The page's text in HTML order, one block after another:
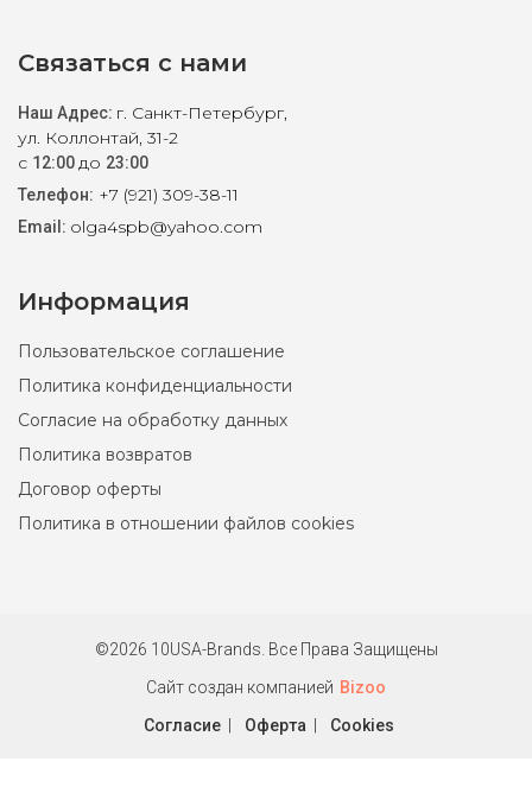
тонкого денима. Однородная проварка blue washed.
Эффектная черная юбка из экокожи от Silvian Heach. Удобные
втачные кармашки.
Связаться с нами
Наш Адрес: г. Санкт-Петербург,
ул. Коллонтай, 31-2
с 12:00 до 23:00
Телефон: +7 (921) 309-38-11
Email: olga4spb@yahoo.com
Информация
Пользовательское соглашение
Политика конфиденциальности
Согласие на обработку данных
Политика возвратов
Договор оферты
Политика в отношении файлов cookies
©2026 10USA-Brands. Все Права Защищены
Сайт создан компанией Bizoo
Согласие | Оферта | Cookies